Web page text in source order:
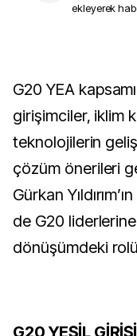
ekleyerek
G20 YEA kapsamında bir araya gelen genç
girişimciler, iklim
teknolojilerin
çözüm önerileri
Gürkan
de G20
dönüşümdeki
G20 YEŞİL